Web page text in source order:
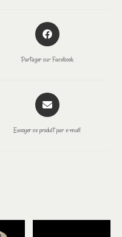
Partager sur Facebook
Envoyer ce produit par e-mail